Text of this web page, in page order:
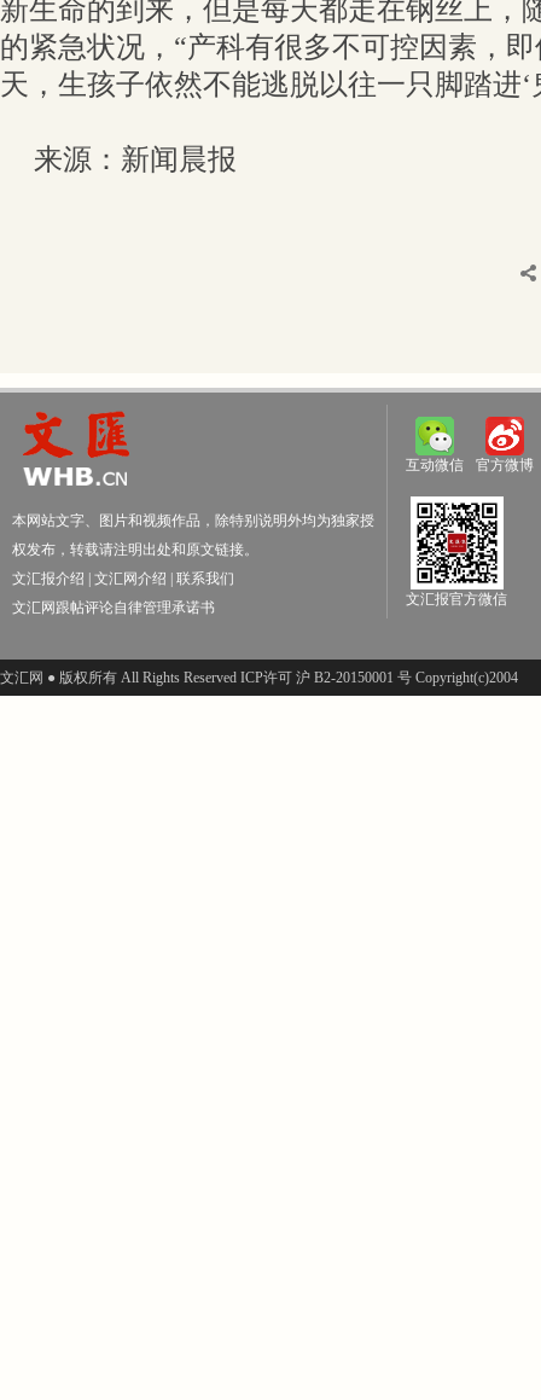
新生命的到来，但是每天都走在钢丝上，
的紧急状况，“产科有很多不可控因素，
天，生孩子依然不能逃脱以往一只脚踏进‘
来源：新闻晨报
本网站文字、图片和视频作品，除特别说明外均为独家授
权发布，转载请注明出处和原文链接。
文汇报介绍
文汇网介绍
联系我们
文汇网跟帖评论自律管理承诺书
互动微信 官方微博
文汇报官方微信
文汇网 ● 版权所有 All Rights Reserved ICP许可 沪 B2-20150001 号 Copyright(c)2004